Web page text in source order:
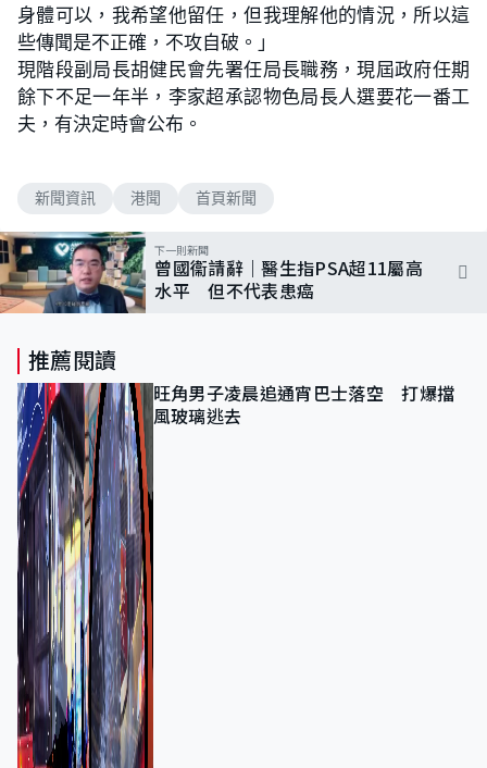
身體可以，我希望他留任，但我理解他的情況，所以這
些傳聞是不正確，不攻自破。」
現階段副局長胡健民會先署任局長職務，現屆政府任期
餘下不足一年半，李家超承認物色局長人選要花一番工
夫，有決定時會公布。
新聞資訊 港聞 首頁新聞
下一則新聞
曾國衞請辭｜醫生指PSA超11屬高
水平 但不代表患癌
推薦閱讀
旺角男子凌晨追通宵巴士落空 打爆擋
風玻璃逃去